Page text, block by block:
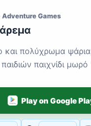
Adventure Games
και πολύχρωμα
παιχνίδι
Play on Google